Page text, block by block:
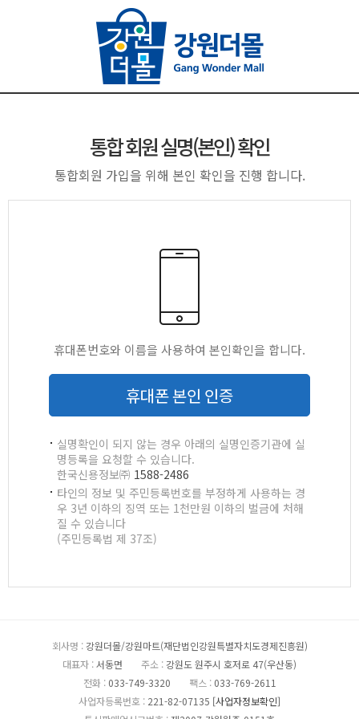
통합 회원 실명(본인) 확인
통합회원 가입을 위해 본인 확인을 진행 합니다.
휴대폰번호와 이름을 사용하여 본인확인을 합니다.
휴대폰 본인 인증
실명확인이 되지 않는 경우 아래의 실명인증기관에 실
명등록을 요청할 수 있습니다.
한국신용정보㈜ 1588-2486
타인의 정보 및 주민등록번호를 부정하게 사용하는 경
우 3년 이하의 징역 또는 1천만원 이하의 벌금에 처해
질 수 있습니다
(주민등록법 제 37조)
회사명 : 강원더몰/강원마트(재단법인강원특별자치도경제진흥원)
대표자 :서동면 주소 :강원도 원주시 호저로 47(우산동)
전화 : 033-749-3320 팩스 : 033-769-2611
사업자등록번호 : 221-82-07135 [사업자정보확인]